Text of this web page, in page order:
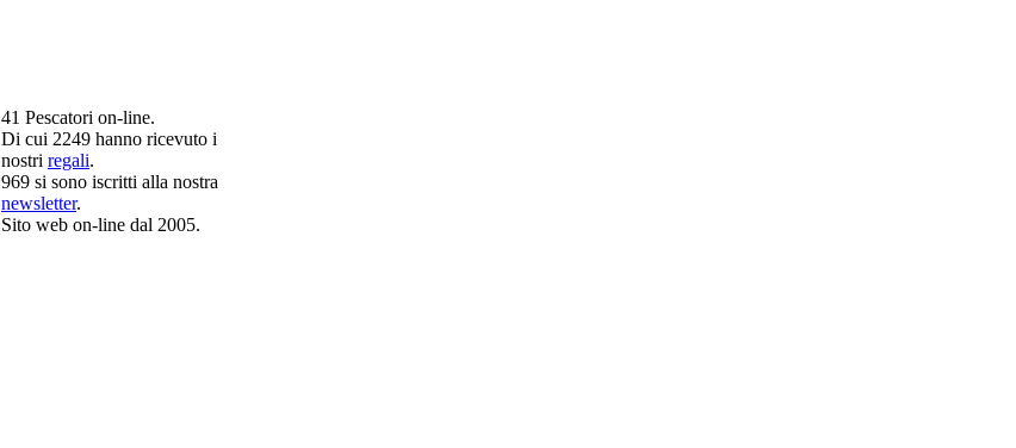
41 Pescatori on-line.
Di cui 2249 hanno ricevuto i
nostri regali.
969 si sono iscritti alla nostra
newsletter.
Sito web on-line dal 2005.